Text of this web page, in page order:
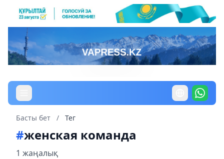
Басты бет / Тег
#женская команда
1 жаңалық